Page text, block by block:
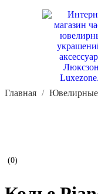
Главная Ювелирные
(0)